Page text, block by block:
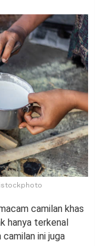
camilan khas
hanya terkenal
ini juga